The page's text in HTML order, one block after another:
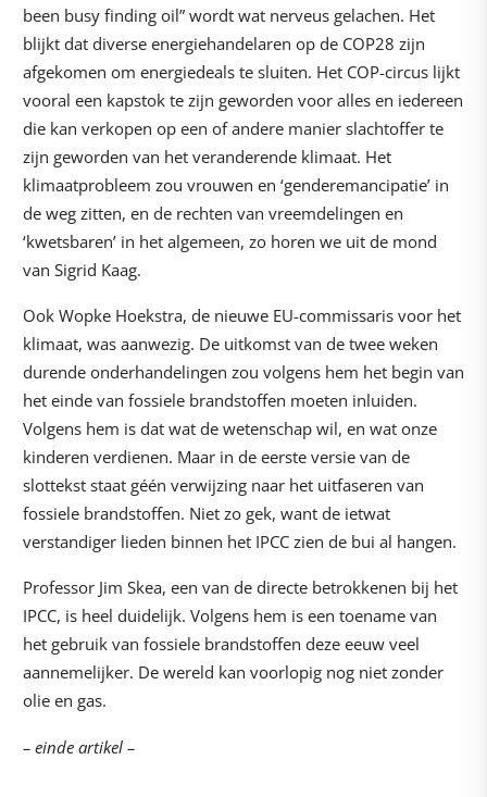
been busy finding oil” wordt wat nerveus gelachen. Het
blijkt dat diverse energiehandelaren op de COP28 zijn
afgekomen om energiedeals te sluiten. Het COP-circus lijkt
vooral een kapstok te zijn geworden voor alles en iedereen
die kan verkopen op een of andere manier slachtoffer te
zijn geworden van het veranderende klimaat. Het
klimaatprobleem zou vrouwen en ‘genderemancipatie’ in
de weg zitten, en de rechten van vreemdelingen en
‘kwetsbaren’ in het algemeen, zo horen we uit de mond
van Sigrid Kaag.
Ook Wopke Hoekstra, de nieuwe EU-commissaris voor het
klimaat, was aanwezig. De uitkomst van de twee weken
durende onderhandelingen zou volgens hem het begin van
het einde van fossiele brandstoffen moeten inluiden.
Volgens hem is dat wat de wetenschap wil, en wat onze
kinderen verdienen. Maar in de eerste versie van de
slottekst staat géén verwijzing naar het uitfaseren van
fossiele brandstoffen. Niet zo gek, want de ietwat
verstandiger lieden binnen het IPCC zien de bui al hangen.
Professor Jim Skea, een van de directe betrokkenen bij het
IPCC, is heel duidelijk. Volgens hem is een toename van
het gebruik van fossiele brandstoffen deze eeuw veel
aannemelijker. De wereld kan voorlopig nog niet zonder
olie en gas.
– einde artikel –